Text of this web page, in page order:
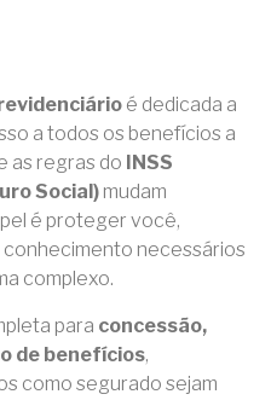
é dedicada a
a todos os benefícios a
as regras do
INSS
Social) mudam
é proteger você,
necessários
complexo.
para concessão,
de benefícios,
como segurado sejam